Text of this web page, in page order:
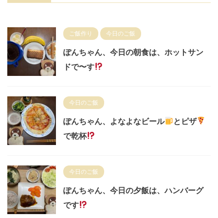
ご飯作り 今日のご飯
ぽんちゃん、今日の朝食は、ホットサン
ドで〜す
今日のご飯
ぽんちゃん、よなよなビール
とピザ
で乾杯
今日のご飯
ぽんちゃん、今日の夕飯は、ハンバーグ
です